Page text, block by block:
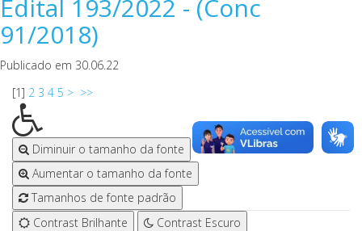
Edital 193/2022 - (Conc
91/2018)
Publicado em 30.06.22
[1] 2 3 4 5 > >>
Diminuir o tamanho da fonte
Aumentar o tamanho da fonte
Tamanhos de fonte padrão
Contrast Brilhante
Contrast Escuro